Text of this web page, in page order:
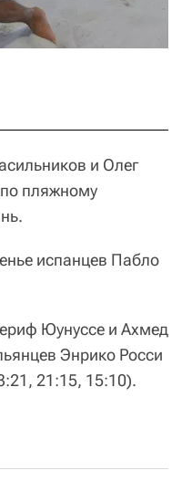
и Олег
пляжному
испанцев Пабло
Юунуссе и Ахмед
Энрико Росси
21:15, 15:10).